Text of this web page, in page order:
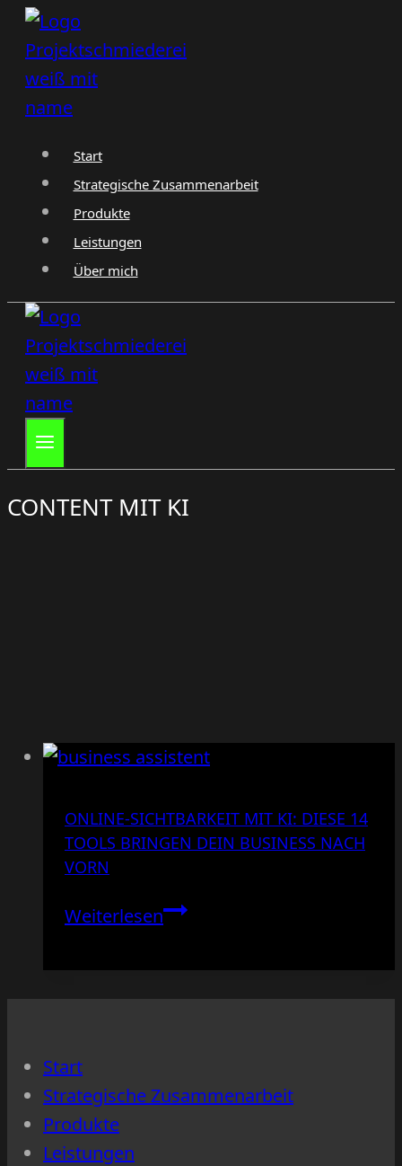
Zum
Inhalt
springen
Start
Strategische Zusammenarbeit
Produkte
Leistungen
Über mich
CONTENT MIT KI
ONLINE-SICHTBARKEIT MIT KI: DIESE 14
TOOLS BRINGEN DEIN BUSINESS NACH
VORN
WeiterlesenOnline-
mit
KI:
bringen
Start
Strategische Zusammenarbeit
Produkte
Leistungen